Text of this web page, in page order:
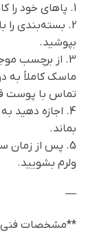
1. پاهای خود را کاملاً بشویید و خشک کنید.
2. بسته‌بندی را
بپوشید.
3. از برچسب
ماسک کاملاً به
تماس با پوست
بماند.
5. پس از زمان
ولرم بشویید.
—
**مشخصات